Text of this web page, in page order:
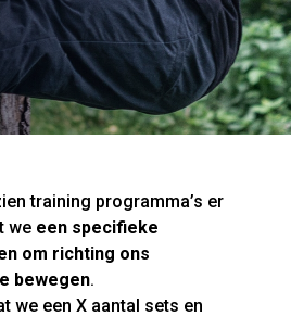
training programma’s er
we een specifieke
om richting ons
bewegen.
we een X aantal sets en